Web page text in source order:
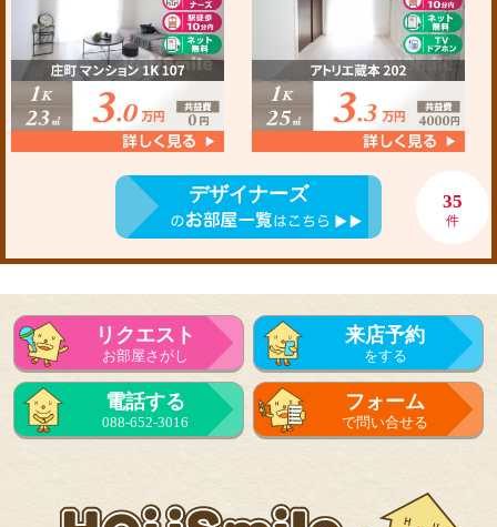
デザイナーズ 35
件
リクエスト
お部屋さがし
来店予約
をする
電話する
088-652-3016
フォーム
で問い合せる